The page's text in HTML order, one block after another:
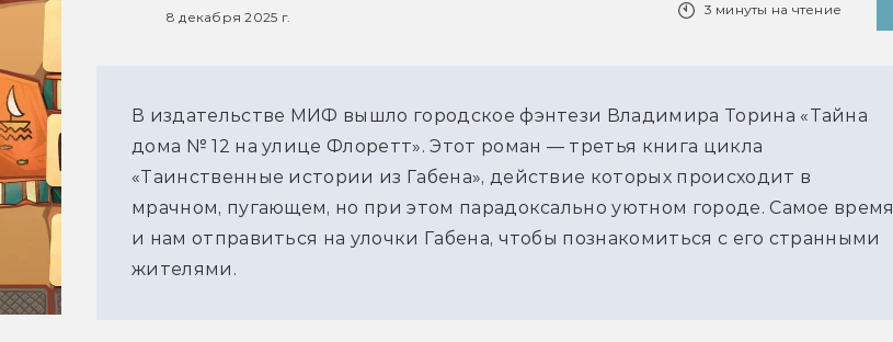
8 декабря 2025 г.
3 минуты на чтение
В издательстве МИФ вышло городское фэнтези Владимира Торина «Тайна
дома № 12 на улице Флоретт». Этот роман — третья книга цикла
«Таинственные истории из Габена», действие которых происходит в
мрачном, пугающем, но при этом парадоксально уютном городе. Самое время
и нам отправиться на улочки Габена, чтобы познакомиться с его странными
жителями.